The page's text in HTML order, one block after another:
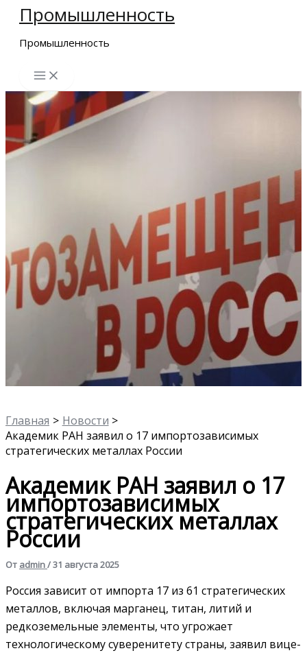
Перейти
содержимому
Промышленность
Промышленность
Главная
Новости
Академик РАН заявил о 17 импортозависимых
стратегических металлах России
Академик РАН заявил о 17
импортозависимых
стратегических металлах
России
От admin/31 августа 2025
Россия зависит от импорта 17 из 61 стратегических
металлов, включая марганец, титан, литий и
редкоземельные элементы, что угрожает
технологическому суверенитету страны, заявил вице-